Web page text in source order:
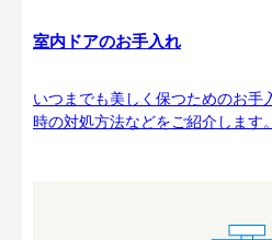
室内ドアのお手入れ
いつまでも美しく保つためのお手
時の対処方法などをご紹介します。